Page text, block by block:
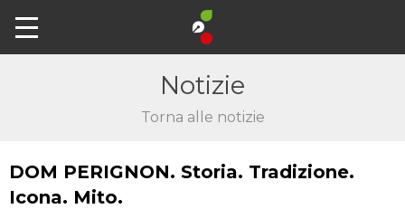
Notizie
Torna alle notizie
DOM PERIGNON. Storia. Tradizione.
Icona. Mito.